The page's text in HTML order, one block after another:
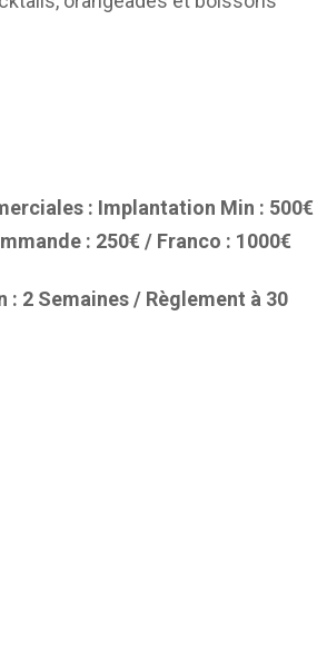
: Implantation Min : 500€
: 250€ / Franco : 1000€
: 2 Semaines / Règlement à 30